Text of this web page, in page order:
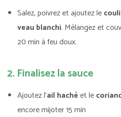
Salez, poivrez et ajoutez le
veau blanchi. Mélangez et
20 min à feu doux.
2. Finalisez la sauce
Ajoutez l’ail hachéet le
encore mijoter 15 min